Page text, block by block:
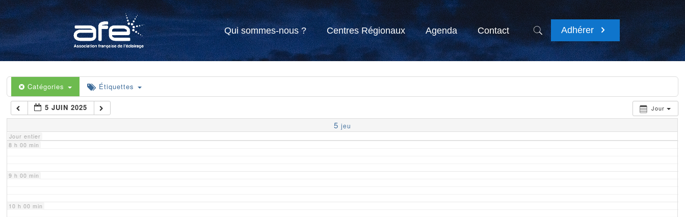
Qui sommes-nous ? Centres Régionaux Agenda Contact Adhérer
Catégories Étiquettes
Jour
5 JUIN 2025
5 jeu
Jour entier
4 h 00 min
5 h 00 min
6 h 00 min
7 h 00 min
8 h 00 min
9 h 00 min
10 h 00 min